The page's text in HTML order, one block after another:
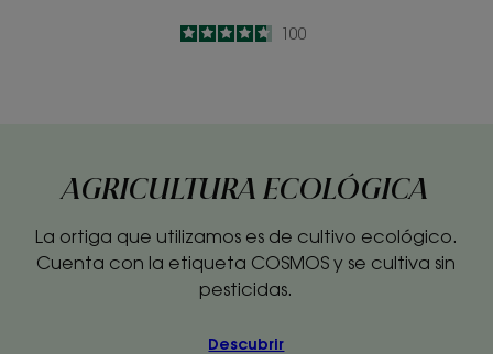
4.7
/5100
AGRICULTURA ECOLÓGICA
La ortiga que utilizamos es de cultivo ecológico.
Cuenta con la etiqueta COSMOS y se cultiva sin
pesticidas.
Descubrir